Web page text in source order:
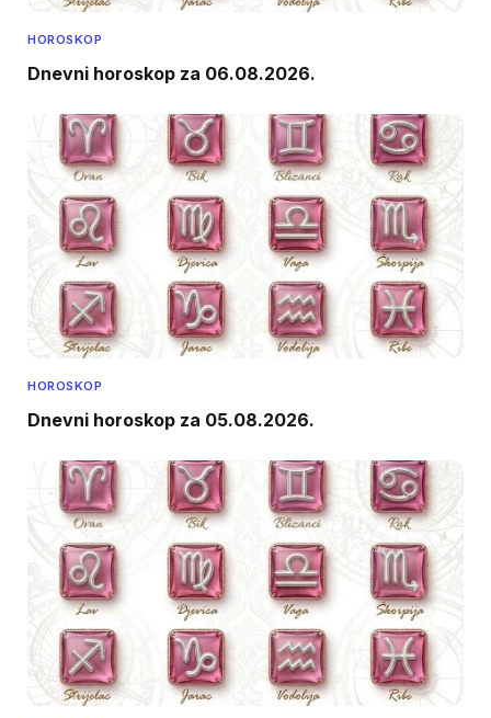
HOROSKOP
Dnevni horoskop za 06.08.2026.
HOROSKOP
Dnevni horoskop za 05.08.2026.